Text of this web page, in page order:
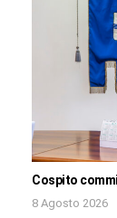
Cospito
8 Agosto 2026